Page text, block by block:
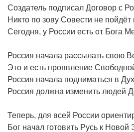
Создатель подписал Договор с
Никто по зову Совести не пойдёт
Сегодня, у России есть от Бога
Россия начала рассылать свою
Это и есть проявление
Россия начала подниматься в
Россия должна изменить людей
Теперь, для всей России
Бог начал готовить Русь к Новой